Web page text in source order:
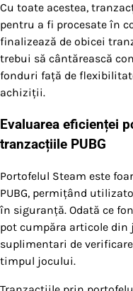
Cu toate acestea,
pentru a fi procesate în
finalizează de obicei
trebui să cântărească
fonduri față de
achiziții.
Evaluarea eficienței
tranzacțiile PUBG
Portofelul Steam este
PUBG, permițând
în siguranță. Odată ce
pot cumpăra articole din
suplimentari de
timpul jocului.